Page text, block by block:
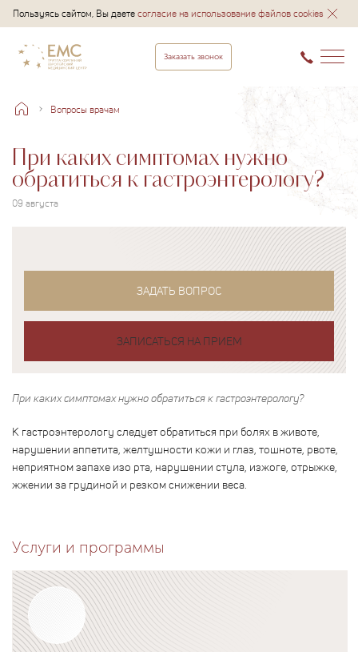
Пользуясь сайтом, Вы даетесогласие на использование файлов cookies
Заказать звонок
Вопросы врачам
При каких симптомах нужно
обратиться к гастроэнтерологу?
09 августа
ЗАДАТЬ ВОПРОС
ЗАПИСАТЬСЯ НА ПРИЕМ
При каких симптомах нужно обратиться к гастроэнтерологу?
К гастроэнтерологу следует обратиться при болях в животе,
нарушении аппетита, желтушности кожи и глаз, тошноте, рвоте,
неприятном запахе изо рта, нарушении стула, изжоге, отрыжке,
жжении за грудиной и резком снижении веса.
Услуги и программы